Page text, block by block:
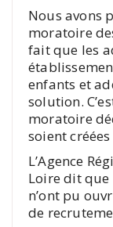
Nous avons
moratoire
fait que les
enfants et
solution.
moratoire
soient
L’Agence
Loire dit que
n’ont pu
de